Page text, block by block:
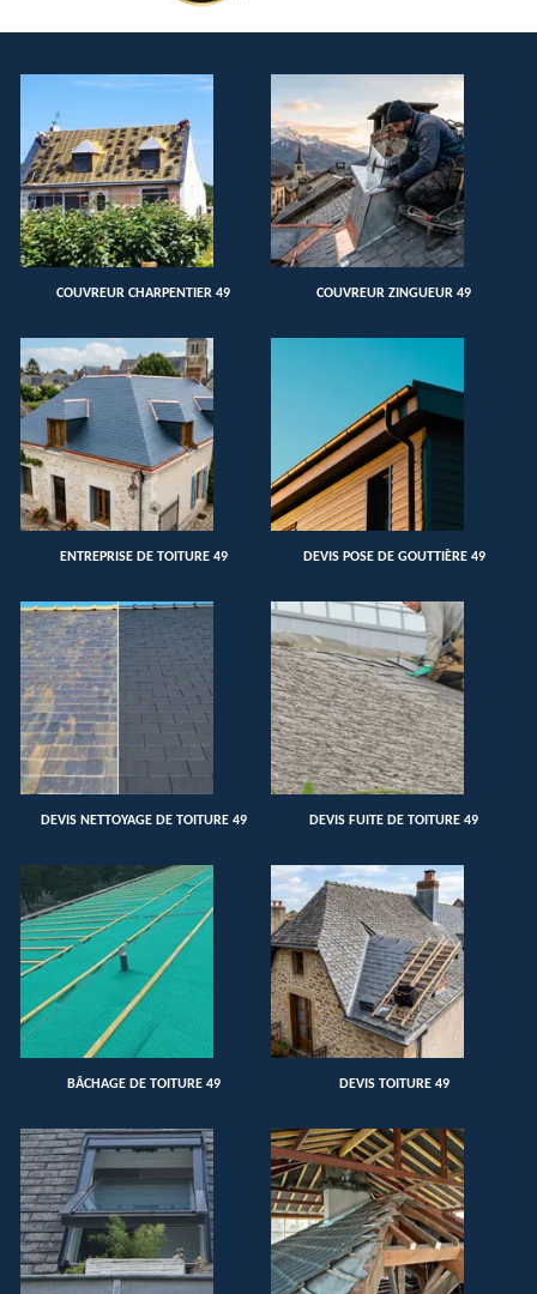
COUVREUR CHARPENTIER 49 COUVREUR ZINGUEUR 49
ENTREPRISE DE TOITURE 49 DEVIS POSE DE GOUTTIÈRE 49
DEVIS NETTOYAGE DE TOITURE 49 DEVIS FUITE DE TOITURE 49
BÂCHAGE DE TOITURE 49 DEVIS TOITURE 49